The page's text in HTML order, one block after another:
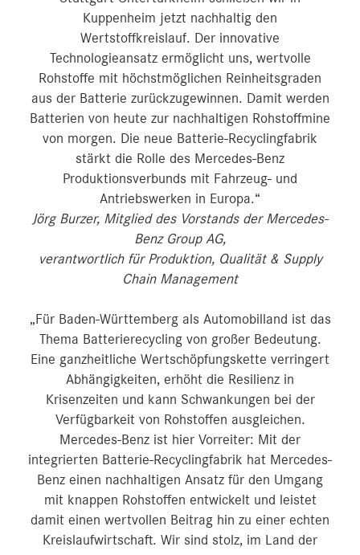
Kuppenheim jetzt nachhaltig den
Wertstoffkreislauf. Der innovative
Technologieansatz ermöglicht uns, wertvolle
Rohstoffe mit höchstmöglichen Reinheitsgraden
aus der Batterie zurückzugewinnen. Damit werden
Batterien von heute zur nachhaltigen Rohstoffmine
von morgen. Die neue Batterie-Recyclingfabrik
stärkt die Rolle des Mercedes-Benz
Produktionsverbunds mit Fahrzeug- und
Antriebswerken in Europa.“
Jörg Burzer, Mitglied des Vorstands der Mercedes-
Benz Group AG,
verantwortlich für Produktion, Qualität & Supply
Chain Management
„Für Baden-Württemberg als Automobilland ist das
Thema Batterierecycling von großer Bedeutung.
Eine ganzheitliche Wertschöpfungskette verringert
Abhängigkeiten, erhöht die Resilienz in
Krisenzeiten und kann Schwankungen bei der
Verfügbarkeit von Rohstoffen ausgleichen.
Mercedes-Benz ist hier Vorreiter: Mit der
integrierten Batterie-Recyclingfabrik hat Mercedes-
Benz einen nachhaltigen Ansatz für den Umgang
mit knappen Rohstoffen entwickelt und leistet
damit einen wertvollen Beitrag hin zu einer echten
Kreislaufwirtschaft. Wir sind stolz, im Land der